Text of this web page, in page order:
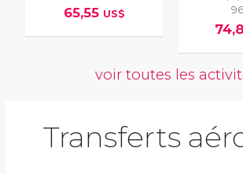
65,55 US$
voir toutes les
Transferts